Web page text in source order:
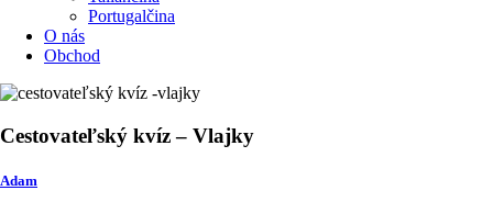
Portugalčina
O nás
Obchod
Cestovateľský kvíz – Vlajky
Adam